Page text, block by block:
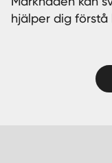
hjälper dig